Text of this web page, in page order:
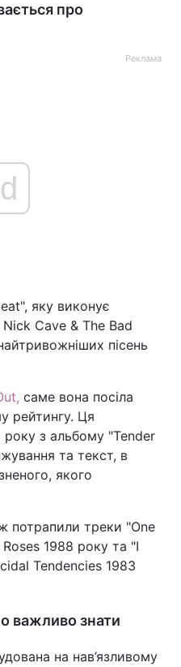
про
Реклама
яку виконує
Nick Cave & The Bad
пісень
саме вона посіла
рейтингу. Ця
року з альбому "Tender
та текст, в
якого
потрапили треки "One
1988 року та "I
Tendencies 1983
важливо знати
на нав’язливому